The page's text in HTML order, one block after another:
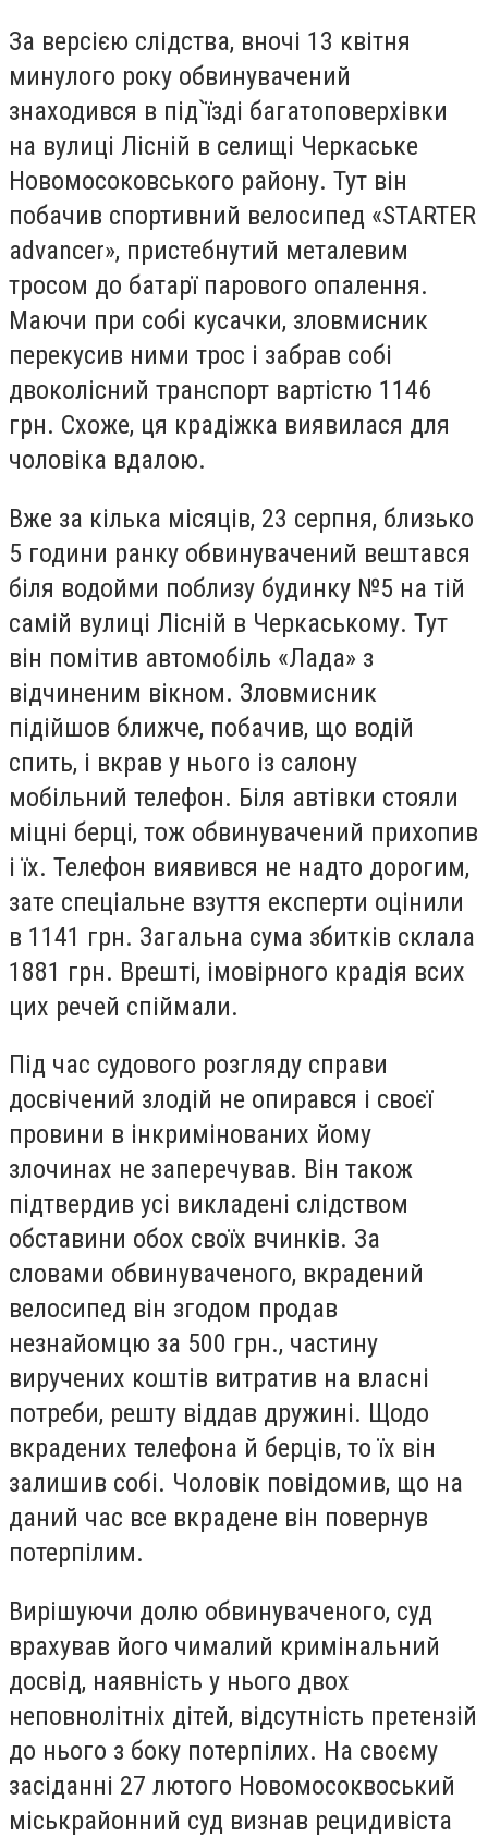
За версією слідства, вночі 13 квітня
минулого року обвинувачений
знаходився в під`їзді багатоповерхівки
на вулиці Лісній в селищі Черкаське
Новомосоковського району. Тут він
побачив спортивний велосипед «STARTER
advancer», пристебнутий металевим
тросом до батарї парового опалення.
Маючи при собі кусачки, зловмисник
перекусив ними трос і забрав собі
двоколісний транспорт вартістю 1146
грн. Схоже, ця крадіжка виявилася для
чоловіка вдалою.
Вже за кілька місяців, 23 серпня, близько
5 години ранку обвинувачений вештався
біля водойми поблизу будинку №5 на тій
самій вулиці Лісній в Черкаському. Тут
він помітив автомобіль «Лада» з
відчиненим вікном. Зловмисник
підійшов ближче, побачив, що водій
спить, і вкрав у нього із салону
мобільний телефон. Біля автівки стояли
міцні берці, тож обвинувачений прихопив
і їх. Телефон виявився не надто дорогим,
зате спеціальне взуття експерти оцінили
в 1141 грн. Загальна сума збитків склала
1881 грн. Врешті, імовірного крадія всих
цих речей спіймали.
Під час судового розгляду справи
досвічений злодій не опирався і своєї
провини в інкримінованих йому
злочинах не заперечував. Він також
підтвердив усі викладені слідством
обставини обох своїх вчинків. За
словами обвинуваченого, вкрадений
велосипед він згодом продав
незнайомцю за 500 грн., частину
виручених коштів витратив на власні
потреби, решту віддав дружині. Щодо
вкрадених телефона й берців, то їх він
залишив собі. Чоловік повідомив, що на
даний час все вкрадене він повернув
потерпілим.
Вирішуючи долю обвинуваченого, суд
врахував його чималий кримінальний
досвід, наявність у нього двох
неповнолітніх дітей, відсутність претензій
до нього з боку потерпілих. На своєму
засіданні 27 лютого Новомосоквоський
міськрайонний суд визнав рецидивіста